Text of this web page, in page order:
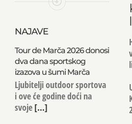
NAJAVE
Tour de Marča 2026 donosi
dva dana sportskog
izazova u šumi Marča
Ljubitelji outdoor sportova
i ove će godine doći na
svoje[...]